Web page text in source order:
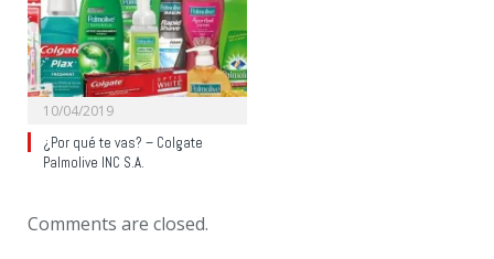
10/04/2019
¿Por qué te vas? – Colgate
Palmolive INC S.A.
Comments are closed.